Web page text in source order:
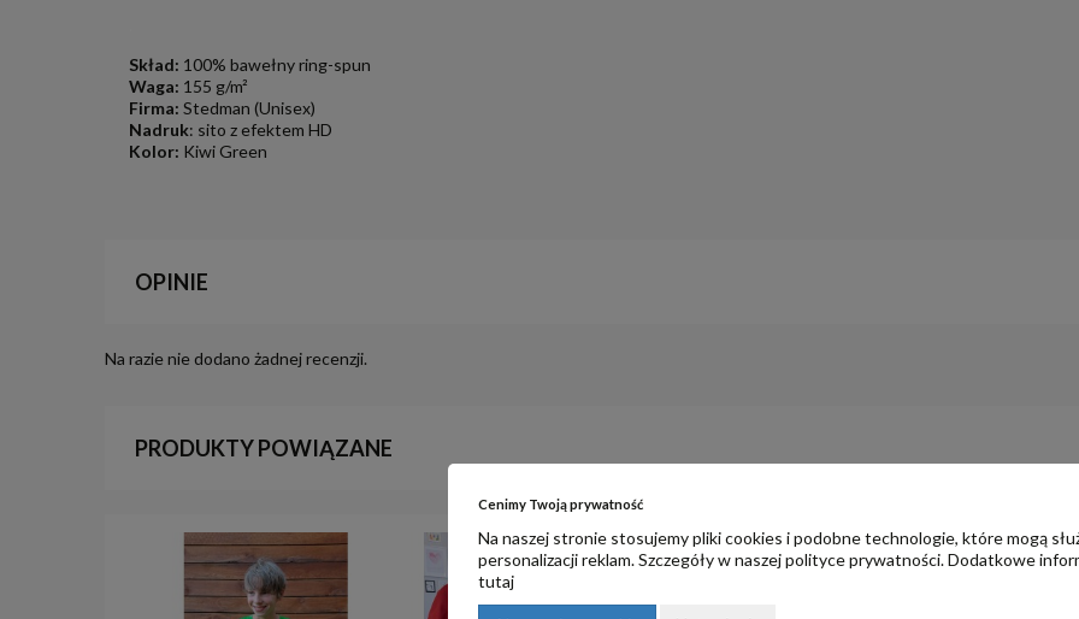
Skład: 100% bawełny ring-spun
Waga: 155 g/m²
Firma: Stedman (Unisex)
Nadruk: sito z efektem HD
Kolor: Kiwi Green
OPINIE
Na razie nie dodano żadnej recenzji.
PRODUKTY POWIĄZANE
Cenimy Twoją prywatność
Na naszej stronie stosujemy pliki cookies i podobne technologie, które mogą
personalizacji reklam. Szczegóły w naszejpolityce prywatności. Dodatkowe
tutaj